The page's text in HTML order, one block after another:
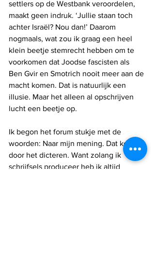
settlers op de Westbank veroordelen,
maakt geen indruk. ‘Jullie staan toch
achter Israël? Nou dan!’ Daarom
nogmaals, wat zou ik graag een heel
klein beetje stemrecht hebben om te
voorkomen dat Joodse fascisten als
Ben Gvir en Smotrich nooit meer aan de
macht komen. Dat is natuurlijk een
illusie. Maar het alleen al opschrijven
lucht een beetje op.
Ik begon het forum stukje met de
woorden: Naar mijn mening. Dat komt
door het dicteren. Want zolang ik
schrijfsels produceer heb ik altijd